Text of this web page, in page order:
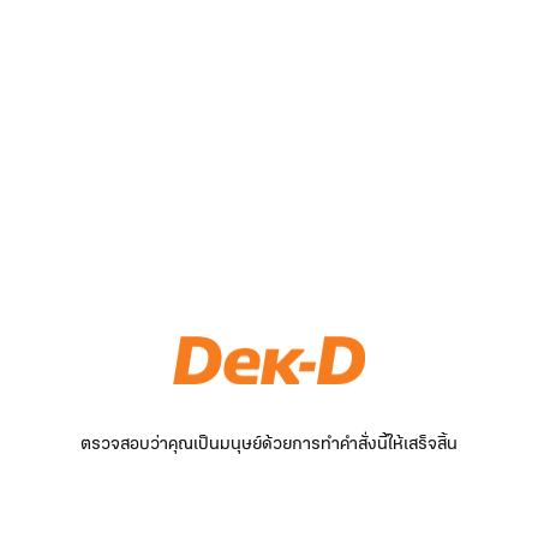
ตรวจสอบว่าคุณเป็นมนุษย์ด้วยการทำคำสั่งนี้ให้เสร็จสิ้น